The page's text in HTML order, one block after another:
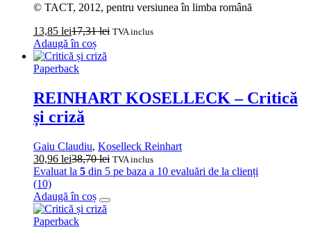
© TACT, 2012, pentru versiunea în limba română
13,85 lei17,31lei TVA inclus
Adaugă în coș
Paperback
REINHART KOSELLECK – Critică
și criză
Gaiu Claudiu, Koselleck Reinhart
30,96 lei38,70lei TVA inclus
Evaluat la 5 din 5 pe baza a 10 evaluări de la clienți
(10)
Adaugă în coș
Paperback